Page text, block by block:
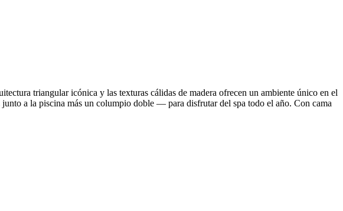
triangular icónica y las texturas cálidas de madera ofrecen un ambiente único en el
a la piscina más un columpio doble — para disfrutar del spa todo el año. Con cama